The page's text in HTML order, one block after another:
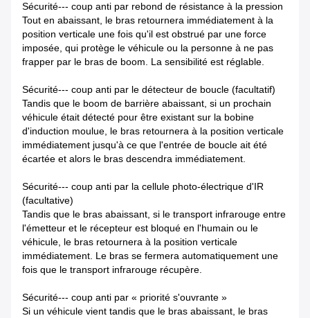
Sécurité--- coup anti par rebond de résistance à la pression
Tout en abaissant, le bras retournera immédiatement à la
position verticale une fois qu'il est obstrué par une force
imposée, qui protège le véhicule ou la personne à ne pas
frapper par le bras de boom. La sensibilité est réglable.
Sécurité--- coup anti par le détecteur de boucle (facultatif)
Tandis que le boom de barrière abaissant, si un prochain
véhicule était détecté pour être existant sur la bobine
d'induction moulue, le bras retournera à la position verticale
immédiatement jusqu'à ce que l'entrée de boucle ait été
écartée et alors le bras descendra immédiatement.
Sécurité--- coup anti par la cellule photo-électrique d'IR
(facultative)
Tandis que le bras abaissant, si le transport infrarouge entre
l'émetteur et le récepteur est bloqué en l'humain ou le
véhicule, le bras retournera à la position verticale
immédiatement. Le bras se fermera automatiquement une
fois que le transport infrarouge récupère.
Sécurité--- coup anti par « priorité s'ouvrante »
Si un véhicule vient tandis que le bras abaissant, le bras